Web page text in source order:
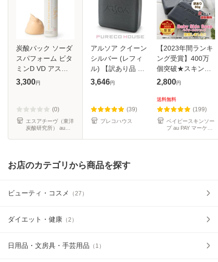
炭酸パック ソーダ
スパフォーム ビタ
ミンD VD アスタ
キサンチン フェイ
毛穴ケア 全身パッ
ク 顔パ
3,300円
(0)
エスアチーヴ（東洋
炭酸研究所） au
アルソア クイーン
シルバー (レフィ
ル) 【訳あり品 社
内コード
3,646円
(39)
プレコハウス
【2023年間ランキ
ング受賞】400万
個突破★スキンケ
ア・洗顔料部門で
便】★大人気の黒
石鹸「訳ありベイ
ビーちゃん×２
2,800円
送料無料
(199)
ベイビースキンソー
プ au PAY マーケッ
お店のカテゴリから商品を探す
ビューティ・コスメ （27 ）
ダイエット・健康 （2 ）
日用品・文房具・手芸用品 （ 1 ）